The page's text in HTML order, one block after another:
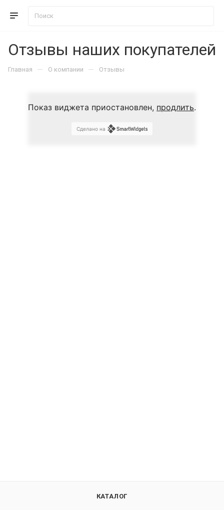
Отзывы наших покупателей
Главная — О компании — Отзывы
КАТАЛОГ